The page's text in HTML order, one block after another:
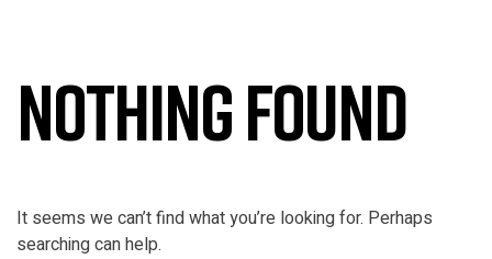
NOTHING FOUND
It seems we can’t find what you’re looking for. Perhaps
searching can help.